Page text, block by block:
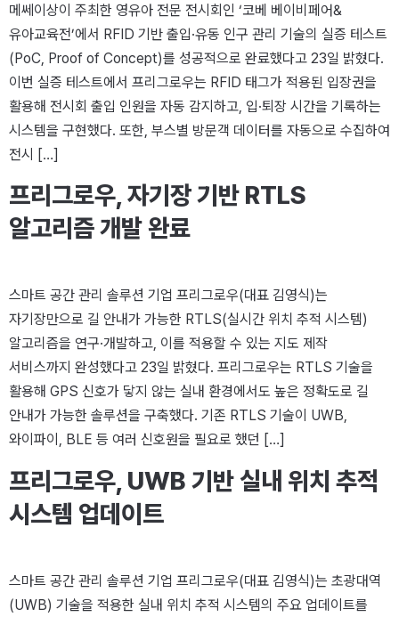
메쎄이상이 주최한 영유아 전문 전시회인 ‘코베 베이비페어&
유아교육전’에서 RFID 기반 출입·유동 인구 관리 기술의 실증 테스트
(PoC, Proof of Concept)를 성공적으로 완료했다고 23일 밝혔다.
이번 실증 테스트에서 프리그로우는 RFID 태그가 적용된 입장권을
활용해 전시회 출입 인원을 자동 감지하고, 입·퇴장 시간을 기록하는
시스템을 구현했다. 또한, 부스별 방문객 데이터를 자동으로 수집하여
전시 […]
프리그로우, 자기장 기반 RTLS
알고리즘 개발 완료
스마트 공간 관리 솔루션 기업 프리그로우(대표 김영식)는
자기장만으로 길 안내가 가능한 RTLS(실시간 위치 추적 시스템)
알고리즘을 연구·개발하고, 이를 적용할 수 있는 지도 제작
서비스까지 완성했다고 23일 밝혔다. 프리그로우는 RTLS 기술을
활용해 GPS 신호가 닿지 않는 실내 환경에서도 높은 정확도로 길
안내가 가능한 솔루션을 구축했다. 기존 RTLS 기술이 UWB,
와이파이, BLE 등 여러 신호원을 필요로 했던 […]
프리그로우, UWB 기반 실내 위치 추적
시스템 업데이트
스마트 공간 관리 솔루션 기업 프리그로우(대표 김영식)는 초광대역
(UWB) 기술을 적용한 실내 위치 추적 시스템의 주요 업데이트를